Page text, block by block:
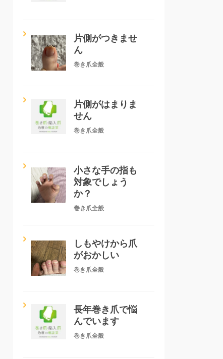
片側がつきませ
ん
巻き爪全般
片側がはまりま
せん
巻き爪全般
小さな手の指も
対象でしょう
か？
巻き爪全般
しもやけから爪
がおかしい
巻き爪全般
長年巻き爪で悩
んでいます
巻き爪全般